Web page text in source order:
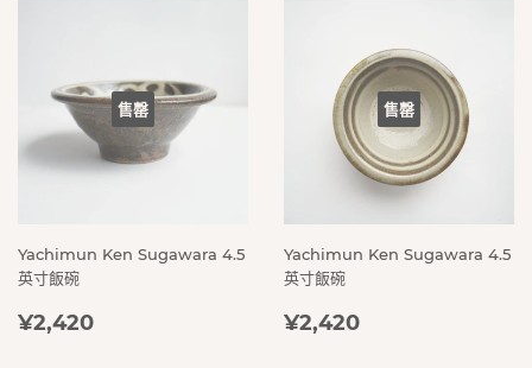
售罄
Yachimun Ken Sugawara 4.5
英寸飯碗
定
¥2,420
售罄
Yachimun Ken Sugawara 4.5
英寸飯碗
定
¥2,420